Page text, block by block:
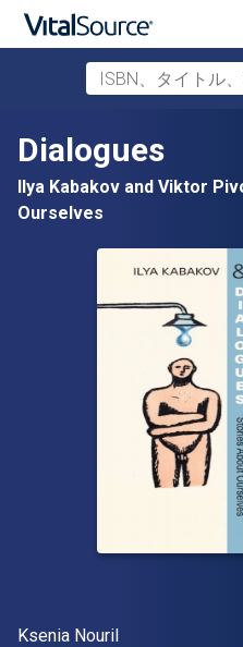
メインコンテンツへスキップ
ISBN、タイトル、
Dialogues
Ilya Kabakov and Viktor
Ourselves
著者
Ksenia Nouril